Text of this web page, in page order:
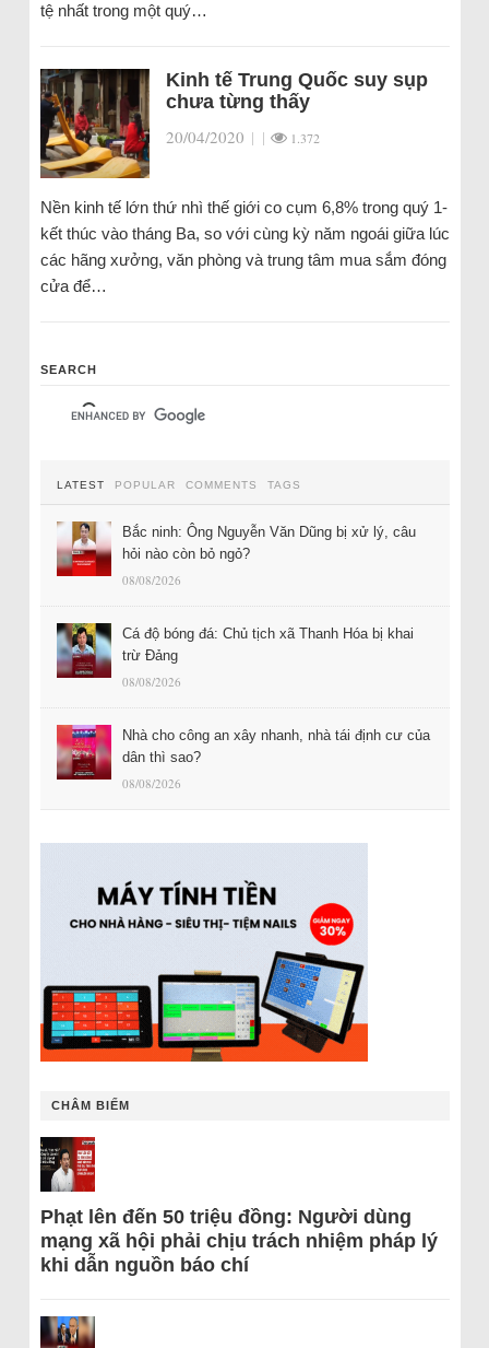
tệ nhất trong một quý…
Kinh tế Trung Quốc suy sụp
chưa từng thấy
20/04/2020 | | 1.372
Nền kinh tế lớn thứ nhì thế giới co cụm 6,8% trong quý 1-
kết thúc vào tháng Ba, so với cùng kỳ năm ngoái giữa lúc
các hãng xưởng, văn phòng và trung tâm mua sắm đóng
cửa để…
SEARCH
LATEST POPULAR COMMENTS TAGS
Bắc ninh: Ông Nguyễn Văn Dũng bị xử lý, câu
hỏi nào còn bỏ ngỏ?
08/08/2026
Cá độ bóng đá: Chủ tịch xã Thanh Hóa bị khai
trừ Đảng
08/08/2026
Nhà cho công an xây nhanh, nhà tái định cư của
dân thì sao?
08/08/2026
CHÂM BIẾM
Phạt lên đến 50 triệu đồng: Người dùng
mạng xã hội phải chịu trách nhiệm pháp lý
khi dẫn nguồn báo chí